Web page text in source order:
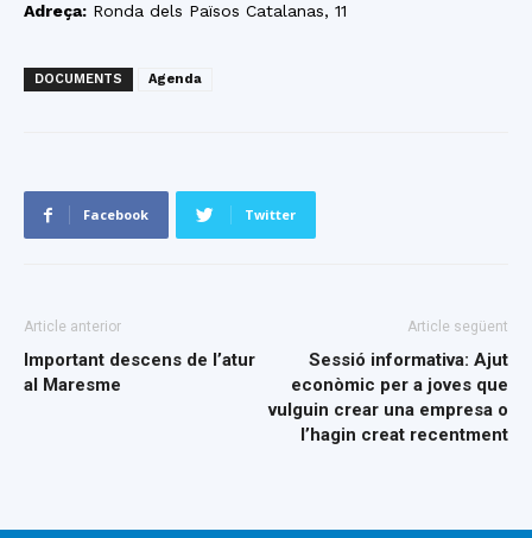
Adreça: Ronda dels Països Catalanas, 11
DOCUMENTS Agenda
Facebook Twitter
Article anterior
Important descens de l’atur
al Maresme
Article següent
Sessió informativa: Ajut
econòmic per a joves que
vulguin crear una empresa o
l’hagin creat recentment